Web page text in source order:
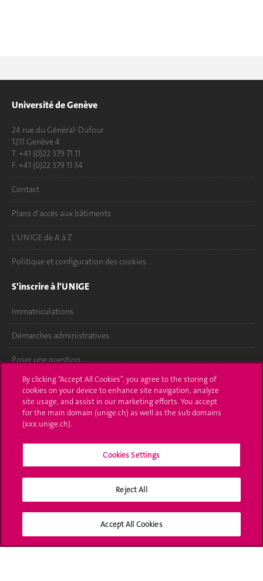
Université de Genève
24 rue du Général-Dufour
1211 Genève 4
T. +41 (0)22 379 71 11
F. +41 (0)22 379 11 34
Contact
Plans d'accès aux bâtiments
L'UNIGE de A à Z
Politique et configuration des cookies
S'inscrire à l'UNIGE
Immatriculations
Démarches administratives
Poser une question
L'UNIGE vous informe
UNIGE Mobile
Bibliothèque
Médias sociaux UNIGE
By clicking “Accept All Cookies”, you agree to the storing of
cookies on your device to enhance site navigation, analyze
site usage, and assist in our marketing efforts. You accept
for the main domain (unige.ch) as well as the sub domains
(xxx.unige.ch).
Cookies Settings
Reject All
Accept All Cookies